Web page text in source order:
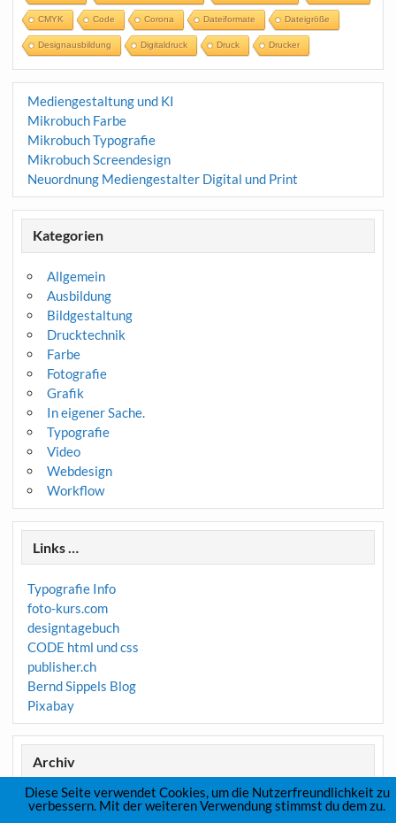
CMYK Code Corona Dateiformate Dateigröße
Designausbildung Digitaldruck Druck Drucker
Mediengestaltung und KI
Mikrobuch Farbe
Mikrobuch Typografie
Mikrobuch Screendesign
Neuordnung Mediengestalter Digital und Print
Kategorien
Allgemein
Ausbildung
Bildgestaltung
Drucktechnik
Farbe
Fotografie
Grafik
In eigener Sache.
Typografie
Video
Webdesign
Workflow
Links …
Typografie Info
foto-kurs.com
designtagebuch
CODE html und css
publisher.ch
Bernd Sippels Blog
Pixabay
Archiv
Archiv
Diese Seite verwendet Cookies, um die Nutzerfreundlichkeit zu
verbessern. Mit der weiteren Verwendung stimmst du dem zu.